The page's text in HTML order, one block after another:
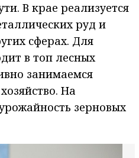
В крае реализуется
руд и
сферах. Для
в топ лесных
занимаемся
На
зерновых